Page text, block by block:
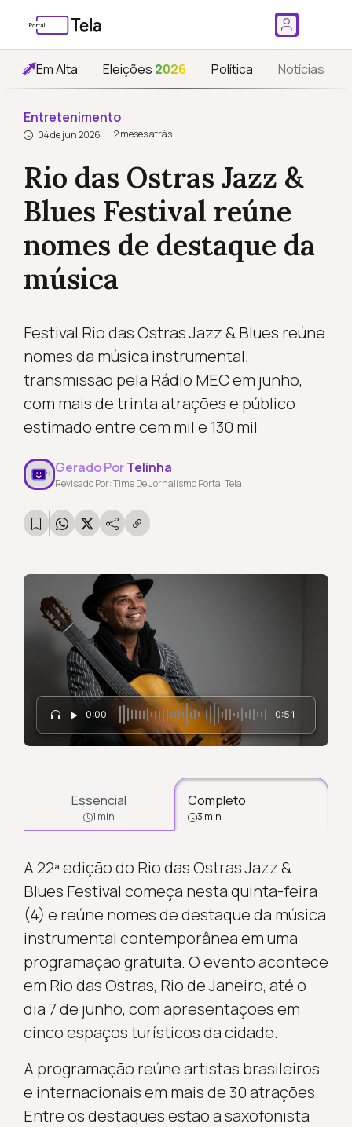
Em Alta Eleições 2026 Política Notícias
Entretenimento
04 de jun 2026 2 meses atrás
Rio das Ostras Jazz &
Blues Festival reúne
nomes de destaque da
música
Festival Rio das Ostras Jazz & Blues reúne
nomes da música instrumental;
transmissão pela Rádio MEC em junho,
com mais de trinta atrações e público
estimado entre cem mil e 130 mil
Gerado PorTelinha
Revisado Por: Time De Jornalismo Portal Tela
0:00 0:51
Essencial
1 min
Completo
3 min
A 22ª edição do Rio das Ostras Jazz &
Blues Festival começa nesta quinta-feira
(4) e reúne nomes de destaque da música
instrumental contemporânea em uma
programação gratuita. O evento acontece
em Rio das Ostras, Rio de Janeiro, até o
dia 7 de junho, com apresentações em
cinco espaços turísticos da cidade.
A programação reúne artistas brasileiros
e internacionais em mais de 30 atrações.
Entre os destaques estão a saxofonista